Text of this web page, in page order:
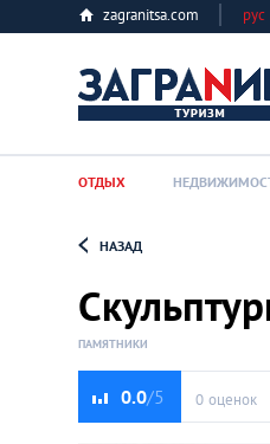
zagranitsa.com рус
Loading...
ОТДЫХ
НАЗАД
ПАМЯТНИКИ
0.0 0 оценок